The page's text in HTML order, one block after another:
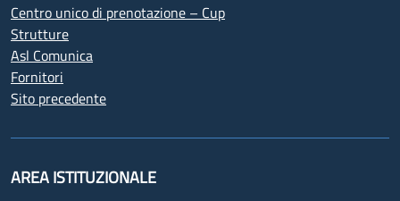
Centro unico di prenotazione – Cup
Strutture
Asl Comunica
Fornitori
Sito precedente
AREA ISTITUZIONALE